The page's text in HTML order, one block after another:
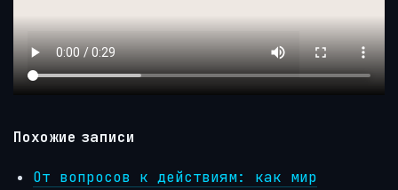
Похожие записи
От вопросов к действиям: как мир